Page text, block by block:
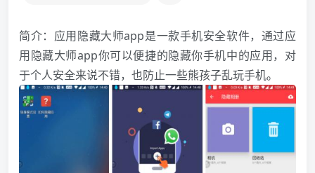
简介：应用隐藏大师app是一款手机安全软件，通过应
用隐藏大师app你可以便捷的隐藏你手机中的应用，对
于个人安全来说不错，也防止一些熊孩子乱玩手机。